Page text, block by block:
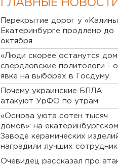
ГЛАВНЫЕ НОВОСТИ
Перекрытие дорог у
Екатеринбурге продлено до
октября
«Люди скорее останутся
свердловские политологи - о
явке на выборах в Госдуму
Почему украинские БПЛА
атакуют УрФО по утрам
«Основа уюта сотен тысяч
домов»: на екатеринбургском
Заводе керамических
наградили лучших
Очевидец рассказал про